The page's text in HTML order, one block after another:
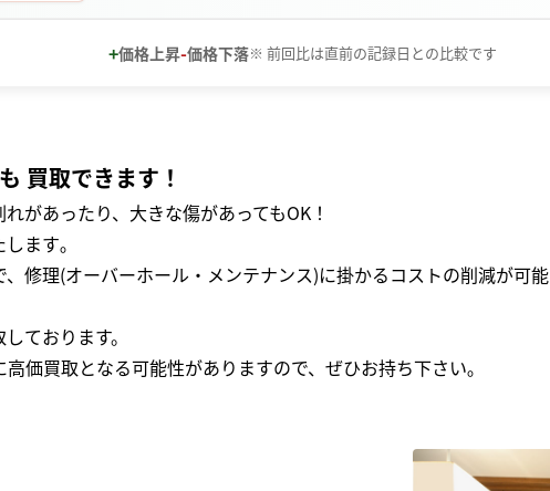
+価格上昇-価格下落※ 前回比は直前の記録日との比較です
買取できます！
があったり、大きな傷があってもOK！
ます｡
修理(オーバーホール・メンテナンス)に掛かるコストの削減が可
ております。
価買取となる可能性がありますので、ぜひお持ち下さい｡